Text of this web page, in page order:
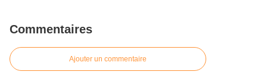
Commentaires
Ajouter un commentaire